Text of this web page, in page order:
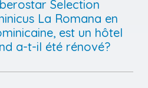
Selection
La Romana en
est un hôtel
a-t-il été rénové?